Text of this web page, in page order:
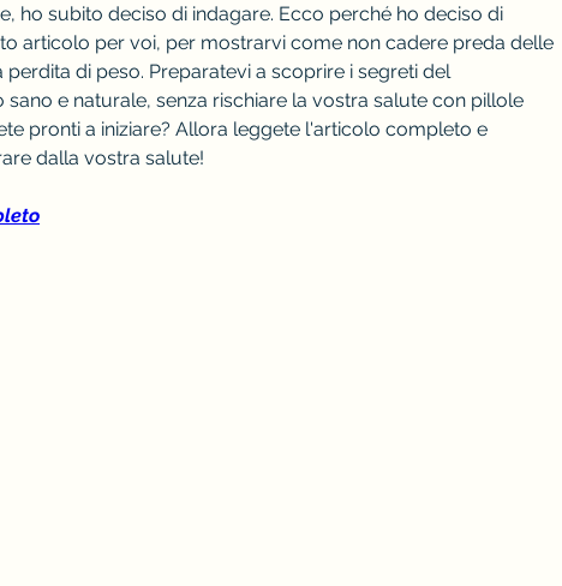
ho subito deciso di indagare. Ecco perché ho deciso di
articolo per voi, per mostrarvi come non cadere preda delle
di peso. Preparatevi a scoprire i segreti del
e naturale, senza rischiare la vostra salute con pillole
pronti a iniziare? Allora leggete l'articolo completo e
dalla vostra salute!